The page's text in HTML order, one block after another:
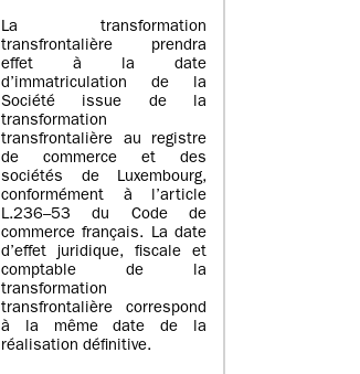
La transformation
transfrontalière prendra
effet à la date
d’immatriculation de la
Société issue de la
transformation
transfrontalière au registre
de commerce et des
sociétés de Luxembourg,
conformément à l’article
L.236–53 du Code de
commerce français. La date
d’effet juridique, fiscale et
comptable de la
transformation
transfrontalière correspond
à la même date de la
réalisation définitive.